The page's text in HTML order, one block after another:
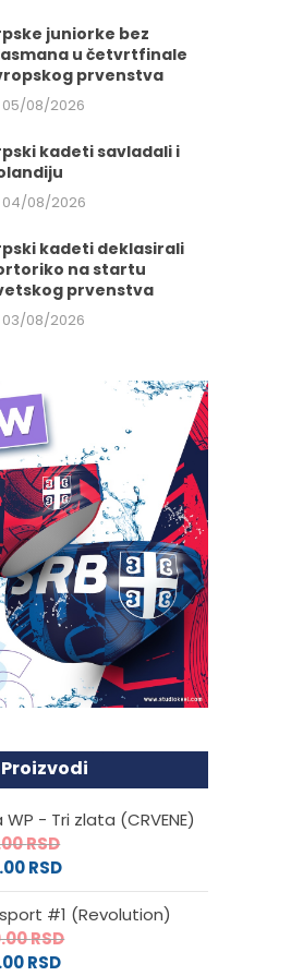
juniorke bez
u četvrtfinale
prvenstva
05/08/2026
kadeti savladali i
04/08/2026
kadeti deklasirali
na startu
prvenstva
03/08/2026
Proizvodi
WP - Tri zlata (CRVENE)
RSD
RSD
#1 (Revolution)
RSD
RSD